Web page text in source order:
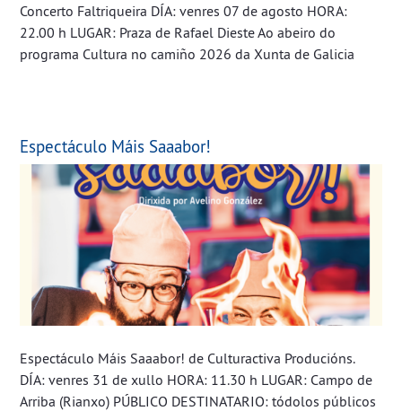
Concerto Faltriqueira DÍA: venres 07 de agosto HORA:
22.00 h LUGAR: Praza de Rafael Dieste Ao abeiro do
programa Cultura no camiño 2026 da Xunta de Galicia
Espectáculo Máis Saaabor!
Espectáculo Máis Saaabor! de Culturactiva Producións.
DÍA: venres 31 de xullo HORA: 11.30 h LUGAR: Campo de
Arriba (Rianxo) PÚBLICO DESTINATARIO: tódolos públicos